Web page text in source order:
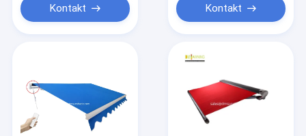
Kontakt Kontakt